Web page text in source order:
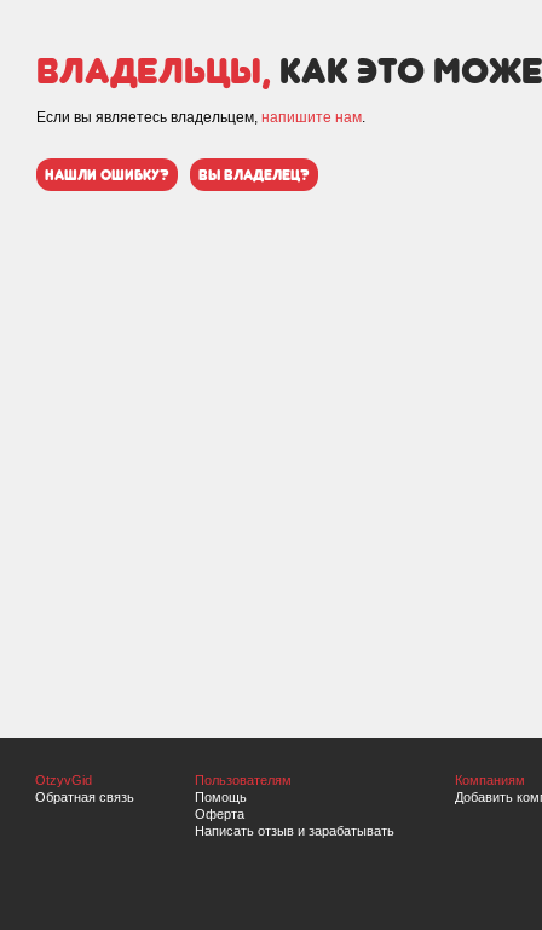
Владельцы, как это
Если вы являетесь владельцем, напишите нам.
нашли ошибку? вы владелец?
OtzyvGid
Обратная связь
Пользователям
Помощь
Оферта
Написать отзыв и зарабатывать
Компаниям
Добавить